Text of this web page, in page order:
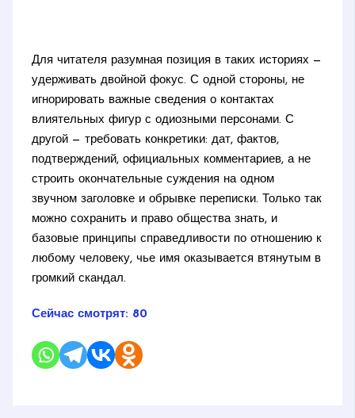
Для читателя разумная позиция в таких историях —
удерживать двойной фокус. С одной стороны, не
игнорировать важные сведения о контактах
влиятельных фигур с одиозными персонами. С
другой — требовать конкретики: дат, фактов,
подтверждений, официальных комментариев, а не
строить окончательные суждения на одном
звучном заголовке и обрывке переписки. Только так
можно сохранить и право общества знать, и
базовые принципы справедливости по отношению к
любому человеку, чье имя оказывается втянутым в
громкий скандал.
Сейчас смотрят: 80